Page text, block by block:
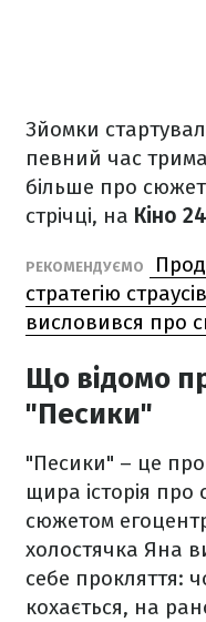
Зйомки
певний час
більше про сюжет
стрічці, на Кіно 24
РЕКОМЕНДУЄМО
стратегію
висловився про
Що відомо
"Песики"
"Песики" – це
щира історія про
сюжетом
холостячка Яна
себе прокляття:
кохається, на